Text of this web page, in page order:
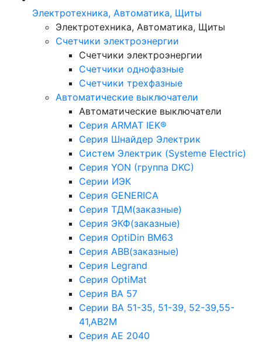
Электротехника, Автоматика, Щиты
Электротехника, Автоматика, Щиты
Счетчики электроэнергии
Счетчики электроэнергии
Счетчики однофазные
Счетчики трехфазные
Автоматические выключатели
Автоматические выключатели
Серия ARMAT IEK®
Серия Шнайдер Электрик
Систем Электрик (Systeme Electric)
Серия YON (группа DKC)
Серии ИЭК
Серия GENERICA
Серия ТДМ(заказные)
Серия ЭКФ(заказные)
Серия OptiDin BM63
Серия АВВ(заказные)
Серия Legrand
Серия OptiMat
Серия ВА 57
Серии ВА 51-35, 51-39, 52-39,55-
41,АВ2М
Серия АЕ 2040